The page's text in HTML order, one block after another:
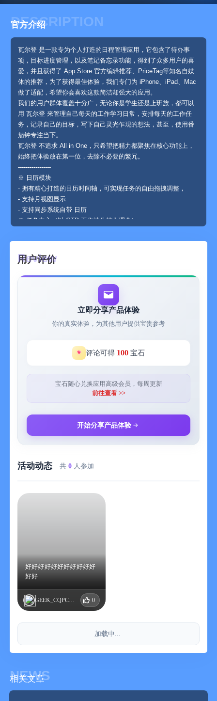
DESCRIPTION
官方介绍
瓦尔登 是一款专为个人打造的日程管理应用，它包含了待办事
项，目标进度管理，以及笔记备忘录功能，得到了众多用户的喜
爱，并且获得了 App Store 官方编辑推荐、PriceTag等知名自媒
体的推荐，为了获得最佳体验，我们专门为 iPhone、iPad、Mac
做了适配，希望你会喜欢这款简洁却强大的应用。
我们的用户群体覆盖十分广，无论你是学生还是上班族，都可以
用 瓦尔登 来管理自己每天的工作学习日常，安排每天的工作任
务，记录自己的目标，写下自己灵光乍现的想法，甚至，使用番
茄钟专注当下。
瓦尔登 不追求 All in One，只希望把精力都聚焦在核心功能上，
始终把体验放在第一位，去除不必要的繁冗。
-----------------
※ 日历模块
- 拥有精心打造的日历时间轴，可实现任务的自由拖拽调整，
- 支持月视图显示
- 支持同步系统自带 日历
※ 任务中心（以 GTD 工作法为核心理念）
日程安排有一个大致的了解，聚焦当下的任务
- 四象限模式，按任务的优先级分块显示，任务的轻重缓急清晰呈
现，同时还提供了一套独创的优先级评估系统，帮助用户在安排
任务时做到心中有数
- 重复任务设置，支持基本的重复计划（每日、每周、每月），提
- 检查清单（Checklist）和清单模版，可提供简单的任务处理流
- 任务标题日期时间可智能识别提取，效率满满
录一些还未决定何时安但可能会遗漏的任务或者想法
- 内置 番茄钟，严格按照番茄工作法设计，支持灵动岛和实施活
持正计时功能，
- 支持目标量化，可设置目标分组，并且提供可视化进度展示（进
- 支持目标趋势图，可以回顾自己过去一段时间的目标进度变化
- 支持目标进度笔记，可以记录实现目标过程中的一些想法和总结
- 支持文本、图片功能，融合自定义标签，支持全文搜索标签搜索
- 支持今日待办、本周待办、月视图、四象限，目标趋势、闪念笔
※ 隐私保护
※ 其他
无广告、无后台，免费用户友好，数据完全存储到本地和个人的
-----------------
确认订阅后将向您的 App Store 账户收取费用，订阅以年或月为
--用户条款：http://freelancer-x.com/app-terms/
--隐私策略：http://freelancer-x.com/app-privacy-policy/
用户评价
立即分享产品体验
你的真实体验，为其他用户提供宝贵参考
评论可得 100 宝石
宝石随心兑换应用高级会员，每周更新
前往查看 >>
开始分享产品体验
活动动态 共 0 人参加
好好好好好好好好好好好
好好
0
加载中...
NEWS
相关文章